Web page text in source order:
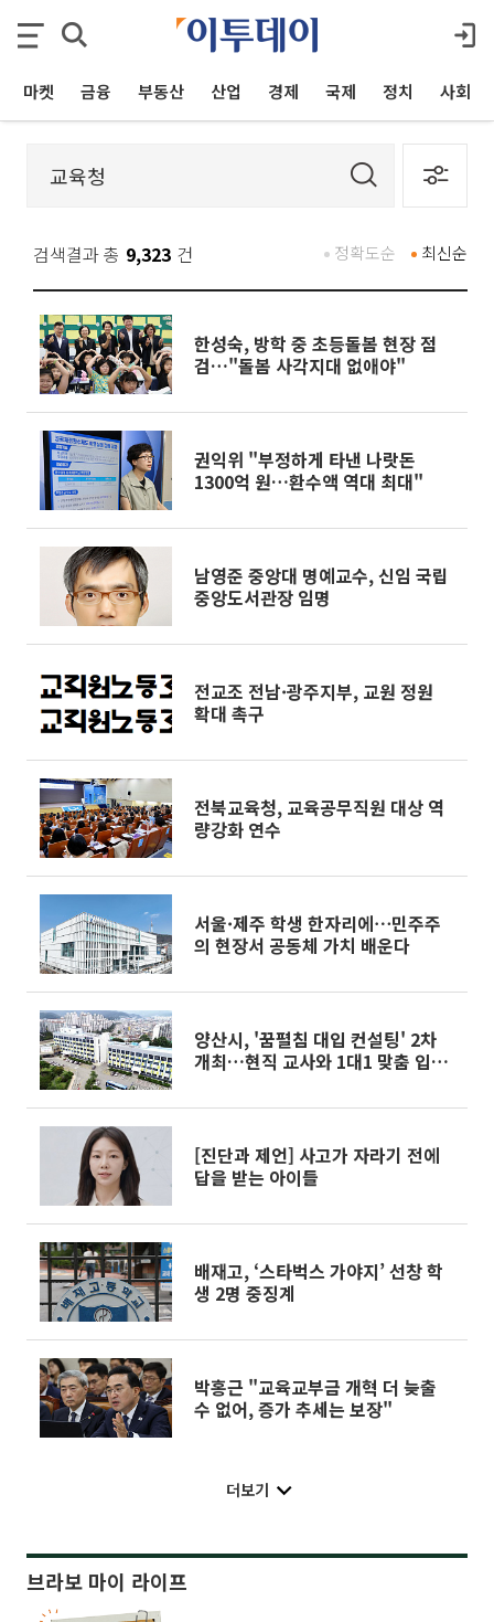
마켓 금융 부동산 산업 경제 국제 정치 사회
검색결과 총 9,323 건 최신순
정확도순
한성숙, 방학 중 초등돌봄 현장 점
검…"돌봄 사각지대 없애야"
권익위 "부정하게 타낸 나랏돈
1300억 원…환수액 역대 최대"
남영준 중앙대 명예교수, 신임 국립
중앙도서관장 임명
전교조 전남·광주지부, 교원 정원
확대 촉구
전북교육청, 교육공무직원 대상 역
량강화 연수
서울·제주 학생 한자리에⋯민주주
의 현장서 공동체 가치 배운다
양산시, '꿈펼침 대입 컨설팅' 2차
개최…현직 교사와 1대1 맞춤 입시
[진단과 제언] 사고가 자라기 전에
답을 받는 아이들
배재고, ‘스타벅스 가야지’ 선창 학
생 2명 중징계
박홍근 "교육교부금 개혁 더 늦출
수 없어, 증가 추세는 보장"
더보기
브라보 마이 라이프